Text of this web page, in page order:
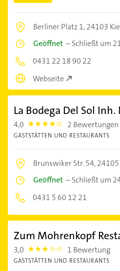
Berliner Platz 1,24103
Geöffnet –Schließt um
0431 22 18 90 22
Webseite
La Bodega Del Sol
4,0 4.0 2 Bewertungen
GASTSTÄTTEN UND RESTAURANTS
Brunswiker Str. 54,24105
Geöffnet –Schließt um
0431 5 60 12 21
Zum Mohrenkopf
3,0 3.0 1 Bewertung
GASTSTÄTTEN UND RESTAURANTS